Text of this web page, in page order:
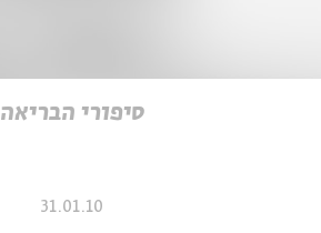
סיפורי הבריאה
31.01.10